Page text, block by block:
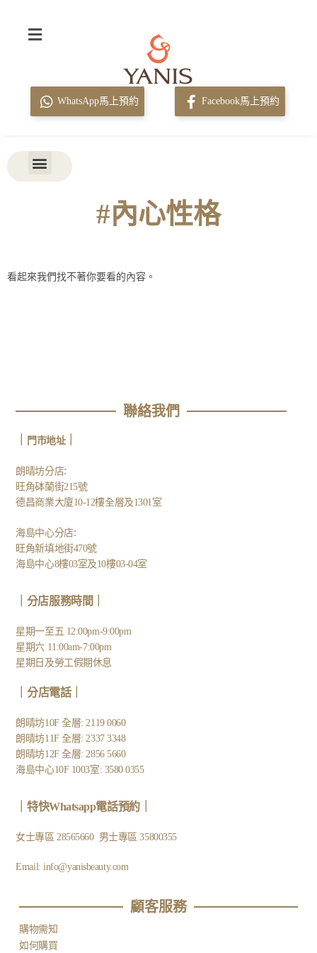
WhatsApp馬上預約 Facebook馬上預約
#內心性格
看起來我們找不著你要看的內容。
聯絡我們
門市地址｜
朗晴坊分店:
旺角砵蘭街215號
德昌商業大廈10-12樓全層及1301室
海島中心分店:
旺角新填地街470號
海島中心8樓03室及10樓03-04室
｜分店服務時間｜
星期一至五 12:00pm-9:00pm
星期六 11:00am-7:00pm
星期日及勞工假期休息
分店電話｜
朗晴坊10F 全層: 2119 0060
朗晴坊11F 全層: 2337 3348
朗晴坊12F 全層: 2856 5660
海島中心10F 1003室: 3580 0355
特快Whatsapp電話預約｜
女士專區28565660 男士專區35800355
Email:info@yanisbeauty.com
顧客服務​
購物需知
如何購買